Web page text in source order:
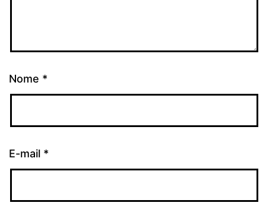
Nome *
E-mail *